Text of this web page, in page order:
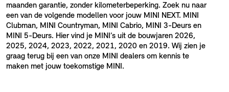
maanden garantie, zonder kilometerbeperking. Zoek nu naar
een van de volgende modellen voor jouw MINI NEXT. MINI
Clubman, MINI Countryman, MINI Cabrio, MINI 3-Deurs en
MINI 5-Deurs. Hier vind je MINI’s uit de bouwjaren 2026,
2025, 2024, 2023, 2022, 2021, 2020 en 2019. Wij zien je
graag terug bij een van onze MINI dealers om kennis te
maken met jouw toekomstige MINI.